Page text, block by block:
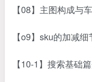
【08】主图构成与
【o9】sku的加减细
【10-1】搜索基础